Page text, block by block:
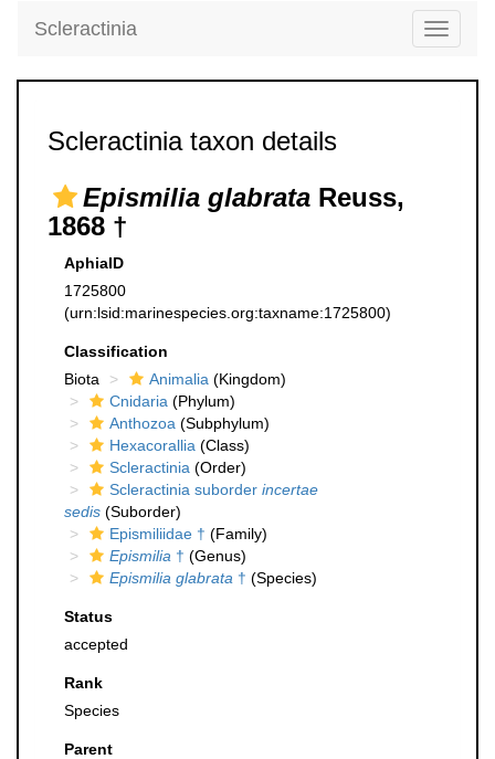
Toggle
Scleractinia
Scleractinia taxon details
Epismilia glabrata Reuss,
1868 †
AphiaID
1725800
(urn:lsid:marinespecies.org:taxname:1725800)
Classification
Biota
Animalia (Kingdom)
Cnidaria (Phylum)
Anthozoa (Subphylum)
Hexacorallia (Class)
Scleractinia (Order)
Scleractinia suborder incertae
sedis (Suborder)
Epismiliidae † (Family)
Epismilia † (Genus)
Epismilia glabrata † (Species)
Status
accepted
Rank
Species
Parent